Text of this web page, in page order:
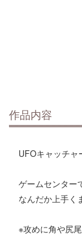
作品内容
UFOキャッチャ
ゲームセンター
なんだか上手く
※攻めに角や尻